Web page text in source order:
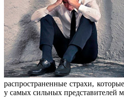
распространенные страхи,
у самых сильных представителей